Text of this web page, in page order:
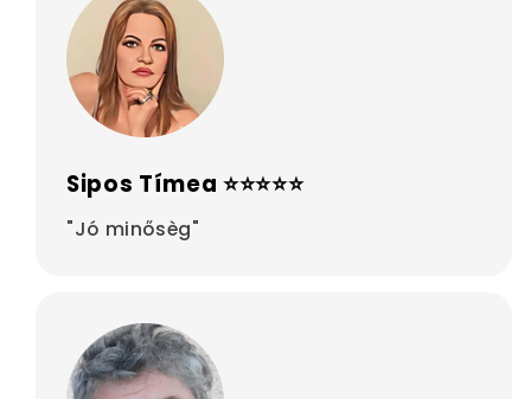
Sipos Tímea ⭐⭐⭐⭐⭐
"Jó minősèg"